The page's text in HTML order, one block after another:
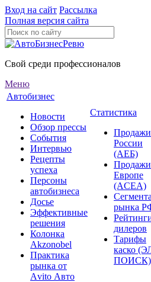
Вход на сайт Рассылка
Полная версия сайта
Свой среди профессионалов
Меню
Автобизнес
Новости
Обзор прессы
События
Интервью
Рецепты
успеха
Персоны
автобизнеса
Досье
Эффективные
решения
Колонка
Akzonobel
Практика
рынка от
Аvito Авто
Статистика
России
(АЕБ)
Европе
(ACEA)
рынка
дилеров
Тарифы
каско
ПОИСК)